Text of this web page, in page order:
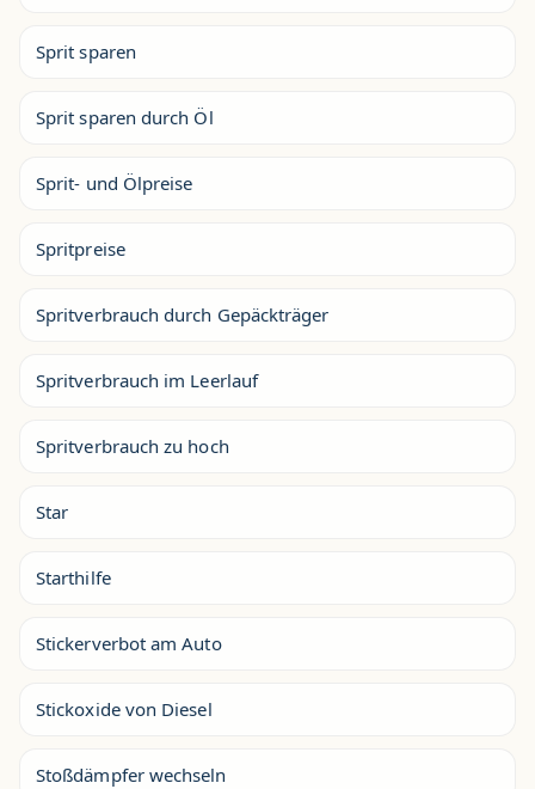
Sprit sparen
Sprit sparen durch Öl
Sprit- und Ölpreise
Spritpreise
Spritverbrauch durch Gepäckträger
Spritverbrauch im Leerlauf
Spritverbrauch zu hoch
Star
Starthilfe
Stickerverbot am Auto
Stickoxide von Diesel
Stoßdämpfer wechseln